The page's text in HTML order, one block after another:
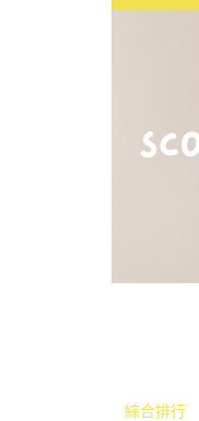
綜合排行